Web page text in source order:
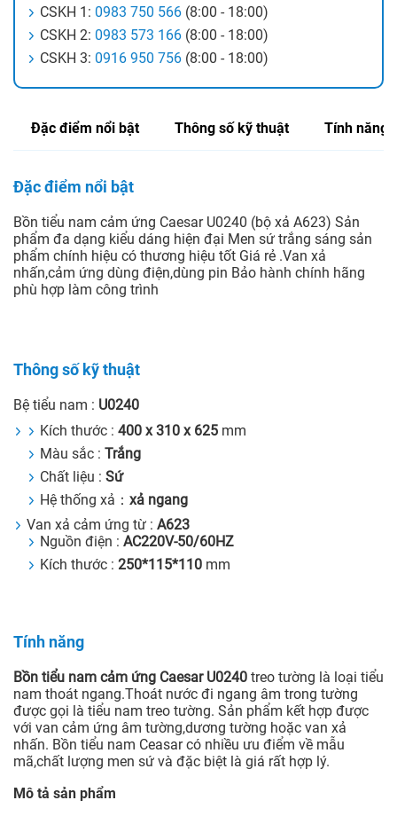
CSKH 1: 0983 750 566 (8:00 - 18:00)
CSKH 2: 0983 573 166 (8:00 - 18:00)
CSKH 3: 0916 950 756 (8:00 - 18:00)
Đặc điểm nổi bật Thông số kỹ thuật Tính năng
Đặc điểm nổi bật
Bồn tiểu nam cảm ứng Caesar U0240 (bộ xả A623) Sản
phẩm đa dạng kiểu dáng hiện đại Men sứ trắng sáng sản
phẩm chính hiệu có thương hiệu tốt Giá rẻ .Van xả
nhấn,cảm ứng dùng điện,dùng pin Bảo hành chính hãng
phù hợp làm công trình
Thông số kỹ thuật
Bệ tiểu nam : U0240
Kích thước : 400 x 310 x 625 mm
Màu sắc : Trắng
Chất liệu : Sứ
Hệ thống xả： xả ngang
Van xả cảm ứng từ : A623
Nguồn điện : AC220V-50/60HZ
Kích thước : 250*115*110 mm
Tính năng
Bồn tiểu nam cảm ứng Caesar U0240 treo tường là loại tiểu
nam thoát ngang.Thoát nước đi ngang âm trong tường
được gọi là tiểu nam treo tường. Sản phẩm kết hợp được
với van cảm ứng âm tường,dương tường hoặc van xả
nhấn. Bồn tiểu nam Ceasar có nhiều ưu điểm về mẫu
mã,chất lượng men sứ và đặc biệt là giá rất hợp lý.
Mô tả sản phẩm